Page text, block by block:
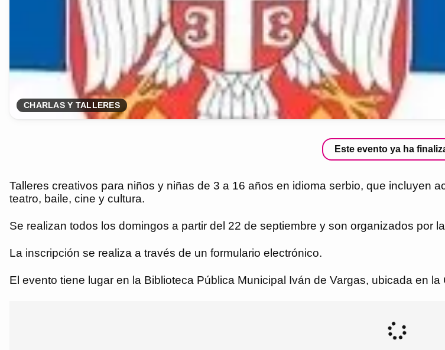
CHARLAS Y TALLERES
Este evento ya ha
Talleres creativos para niños y niñas de 3 a 16 años en idioma serbio, que incluyen
teatro, baile, cine y cultura.
Se realizan todos los domingos a partir del 22 de septiembre y son organizados por
La inscripción se realiza a través de un formulario electrónico.
El evento tiene lugar en la Biblioteca Pública Municipal Iván de Vargas, ubicada en